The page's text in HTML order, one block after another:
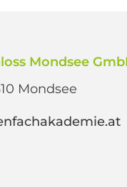
Mondsee
Mondsee